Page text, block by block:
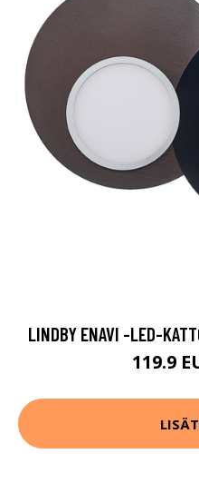
LINDBY ENAVI -LED-
119.9